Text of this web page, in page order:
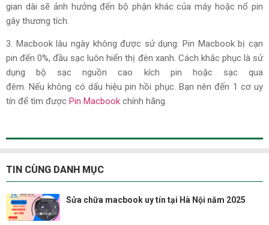
gian dài sẽ ảnh hưởng đến bộ phận khác của máy hoặc nổ pin
gây thương tích.
3. Macbook lâu ngày không được sử dụng: Pin Macbook bị cạn
pin đến 0%, đầu sạc luôn hiển thị đèn xanh. Cách khắc phục là sử
dụng bộ sạc nguồn cao kích pin hoặc sạc qua
đêm. Nếu không có dấu hiệu pin hồi phục. Bạn nên đến 1 cơ uy
tín để tìm được Pin Macbook chính hãng.
TIN CÙNG DANH MỤC
Sửa chữa macbook uy tín tại Hà Nội năm 2025